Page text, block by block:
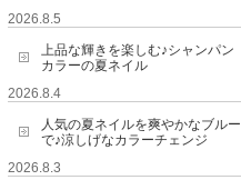
2026.8.5
上品な輝きを楽しむ♪シャンパン
カラーの夏ネイル
2026.8.4
人気の夏ネイルを爽やかなブルー
で♪涼しげなカラーチェンジ
2026.8.3